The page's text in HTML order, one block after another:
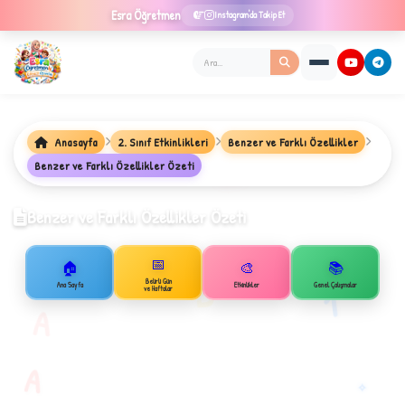
Esra Öğretmen Instagram'da Takip Et
B
✧
Anasayfa 2. Sınıf Etkinlikleri
Benzer ve Farklı Özellikler
Benzer ve Farklı Özellikler Özeti
Benzer ve Farklı Özellikler Özeti
🏠
Ana Sayfa
📅
Belirli Gün
ve Haftalar
🎨
Etkinlikler
📚
Genel Çalışmalar
1